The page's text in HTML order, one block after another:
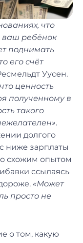
что
ваш ребёнок
поднимать
его счёт
Уусен.
ценность
полученному в
такого
.
долгого
ниже зарплаты
схожим опытом
ссылаясь
«Может
просто не
о том, какую